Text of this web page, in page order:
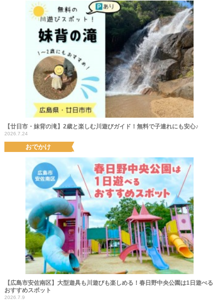
【廿日市・妹背の滝】2歳と楽しむ川遊びガイド！無料で子連れにも安心♪
2026.7.24
おでかけ
【広島市安佐南区】大型遊具も川遊びも楽しめる！春日野中央公園は1日遊べる
おすすめスポット
2026.7.9